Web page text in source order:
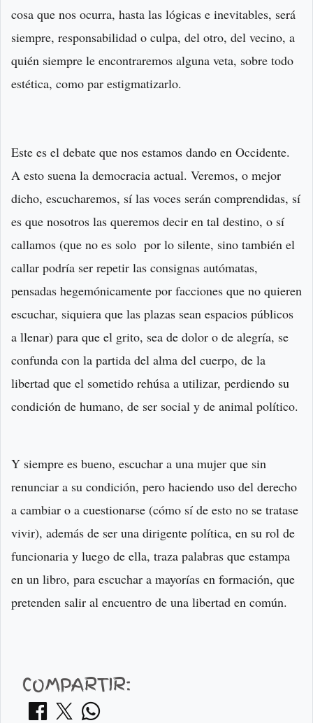
cosa que nos ocurra, hasta las lógicas e inevitables, será
siempre, responsabilidad o culpa, del otro, del vecino, a
quién siempre le encontraremos alguna veta, sobre todo
estética, como par estigmatizarlo.
Este es el debate que nos estamos dando en Occidente.
A esto suena la democracia actual. Veremos, o mejor
dicho, escucharemos, sí las voces serán comprendidas, sí
es que nosotros las queremos decir en tal destino, o sí
callamos (que no es solo por lo silente, sino también el
callar podría ser repetir las consignas autómatas,
pensadas hegemónicamente por facciones que no quieren
escuchar, siquiera que las plazas sean espacios públicos
a llenar) para que el grito, sea de dolor o de alegría, se
confunda con la partida del alma del cuerpo, de la
libertad que el sometido rehúsa a utilizar, perdiendo su
condición de humano, de ser social y de animal político.
Y siempre es bueno, escuchar a una mujer que sin
renunciar a su condición, pero haciendo uso del derecho
a cambiar o a cuestionarse (cómo sí de esto no se tratase
vivir), además de ser una dirigente política, en su rol de
funcionaria y luego de ella, traza palabras que estampa
en un libro, para escuchar a mayorías en formación, que
pretenden salir al encuentro de una libertad en común.
COMPARTIR: